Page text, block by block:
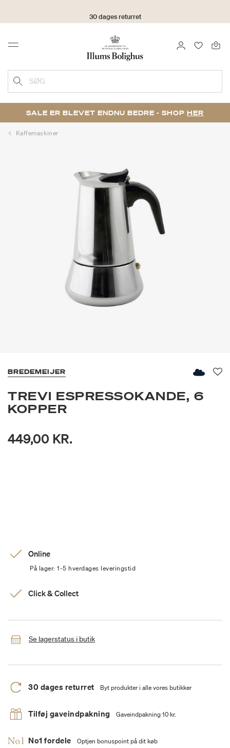
Menu LOG IND
SØG
SALE ER BLEVET ENDNU BEDRE - SHOP HER
Kaffemaskiner
BREDEMEIJER
TREVI ESPRESSOKANDE, 6
KOPPER
449,00 KR.
Online
På lager: 1-5 hverdages leveringstid
Click & Collect
Se lagerstatus i butik
30 dages returret Byt produkter i alle vores butikker
Tilføj gaveindpakning Gaveindpakning 10 kr.
No1 fordele Optjen bonuspoint på dit køb